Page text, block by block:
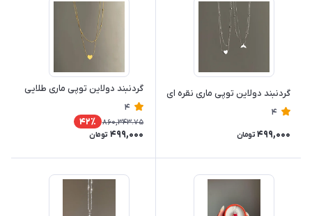
گردنبند دولاین توپی ماری نقره ای
4
499,000 تومان
گردنبند دولاین توپی ماری طلایی
4
860,343.75 42٪
499,000 تومان